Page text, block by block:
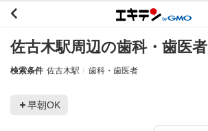
佐古木駅周辺の歯科・歯医者
検索条件 佐古木駅 歯科・歯医者
早朝OK